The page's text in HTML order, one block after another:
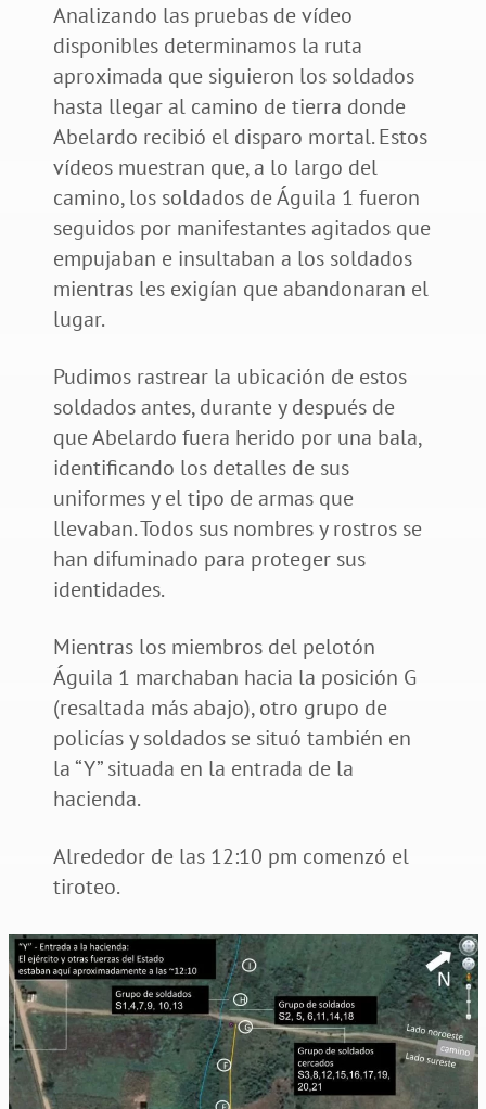
Analizando las pruebas de vídeo
disponibles determinamos la ruta
aproximada que siguieron los soldados
hasta llegar al camino de tierra donde
Abelardo recibió el disparo mortal. Estos
vídeos muestran que, a lo largo del
camino, los soldados de Águila 1 fueron
seguidos por manifestantes agitados que
empujaban e insultaban a los soldados
mientras les exigían que abandonaran el
lugar.
Pudimos rastrear la ubicación de estos
soldados antes, durante y después de
que Abelardo fuera herido por una bala,
identificando los detalles de sus
uniformes y el tipo de armas que
llevaban. Todos sus nombres y rostros se
han difuminado para proteger sus
identidades.
Mientras los miembros del pelotón
Águila 1 marchaban hacia la posición G
(resaltada más abajo), otro grupo de
policías y soldados se situó también en
la “Y” situada en la entrada de la
hacienda.
Alrededor de las 12:10 pm comenzó el
tiroteo.